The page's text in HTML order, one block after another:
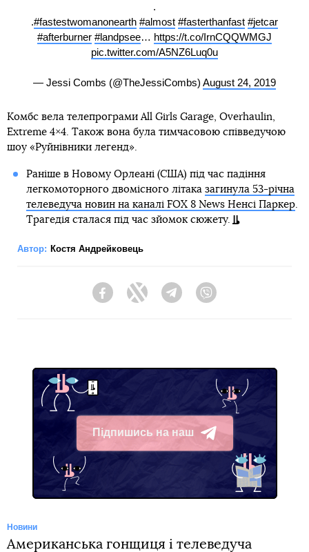
.
.#fastestwomanonearth #almost #fasterthanfast #jetcar
#afterburner #landpsee… https://t.co/IrnCQQWMGJ
pic.twitter.com/A5NZ6Luq0u
— Jessi Combs (@TheJessiCombs) August 24, 2019
Комбс вела телепрограми All Girls Garage, Overhaulin,
Extreme 4×4. Також вона була тимчасовою співведучою
шоу «Руйнівники легенд».
Раніше в Новому Орлеані (США) під час падіння
легкомоторного двомісного літака загинула 53-річна
телеведуча новин на каналі FOX 8 News Ненсі Паркер.
Трагедія сталася під час зйомок сюжету.
Автор: Костя Андрейковець
FacebookTwitter Telegram
Підпишись на наш
Telegram
Новини
Американська гонщиця і телеведуча